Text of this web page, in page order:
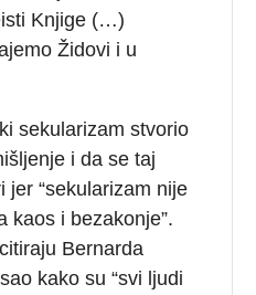
Knjige (…)
Židovi i u
sekularizam stvorio
i da se taj
jer “sekularizam nije
kaos i bezakonje”.
Bernarda
kako su “svi ljudi